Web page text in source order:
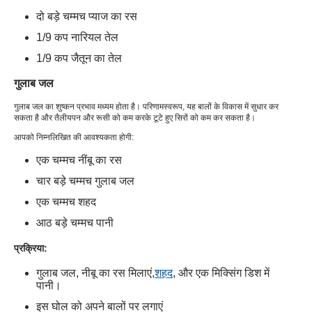
दो बड़े चम्मच प्याज का रस
1/9 कप नारियल तेल
1/9 कप जैतून का तेल
गुलाब जल
गुलाब जल का शुष्कन प्रभाव मध्यम होता है। परिणामस्वरूप, यह बालों के विकास में सुधार कर
सकता है और तैलीयपन और रूसी को कम करके टूटे हुए सिरों को कम कर सकता है।
आपको निम्नलिखित की आवश्यकता होगी:
एक चम्मच नींबू का रस
चार बड़े चम्मच गुलाब जल
एक चम्मच शहद
आठ बड़े चम्मच पानी
प्रक्रिया:
गुलाब जल, नीबू का रस मिलाएं,शहद, और एक मिक्सिंग डिश में
पानी।
इस घोल को अपने बालों पर लगाएं